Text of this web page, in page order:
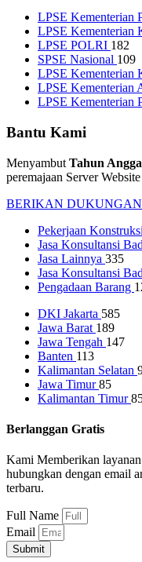
LPSE Kementerian
LPSE Kementerian
LPSE POLRI 182
SPSE Nasional 109
LPSE Kementerian
LPSE Kementerian
LPSE Kementerian
Bantu Kami
Menyambut Tahun
peremajaan Server
BERIKAN
Pekerjaan Konstruksi
Jasa Konsultansi
Jasa Lainnya 335
Jasa Konsultansi
Pengadaan Barang
DKI Jakarta 585
Jawa Barat 189
Jawa Tengah 147
Banten 113
Kalimantan Selatan
Jawa Timur85
Kalimantan Timur
Berlanggan Gratis
Kami Memberikan
hubungkan dengan email
terbaru.
Full Name
Email
Submit